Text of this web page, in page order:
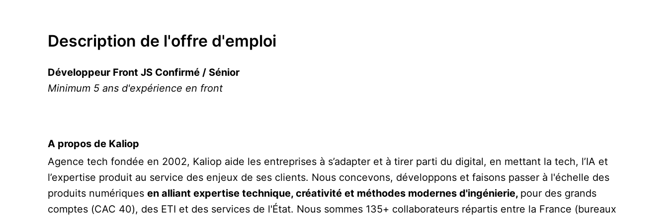
Description de l'offre d'emploi
Développeur Front JS Confirmé / Sénior
Minimum 5 ans d'expérience en front
A propos de Kaliop
Agence tech fondée en 2002, Kaliop aide les entreprises à s’adapter et à tirer parti du digital, en mettant la tech, l’IA et
l’expertise produit au service des enjeux de ses clients. Nous concevons, développons et faisons passer à l'échelle des
produits numériques en alliant expertise technique, créativité et méthodes modernes d'ingénierie, pour des grands
comptes (CAC 40), des ETI et des services de l'État. Nous sommes 135+ collaborateurs répartis entre la France (bureaux